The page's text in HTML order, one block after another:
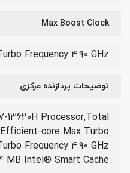
Max Boost Clock
Frequency 4.90 GHz
توضیحات پردازنده مرکزی
Processor,Total
core Max Turbo
Frequency 4.90 GHz
MB Intel® Smart Cache